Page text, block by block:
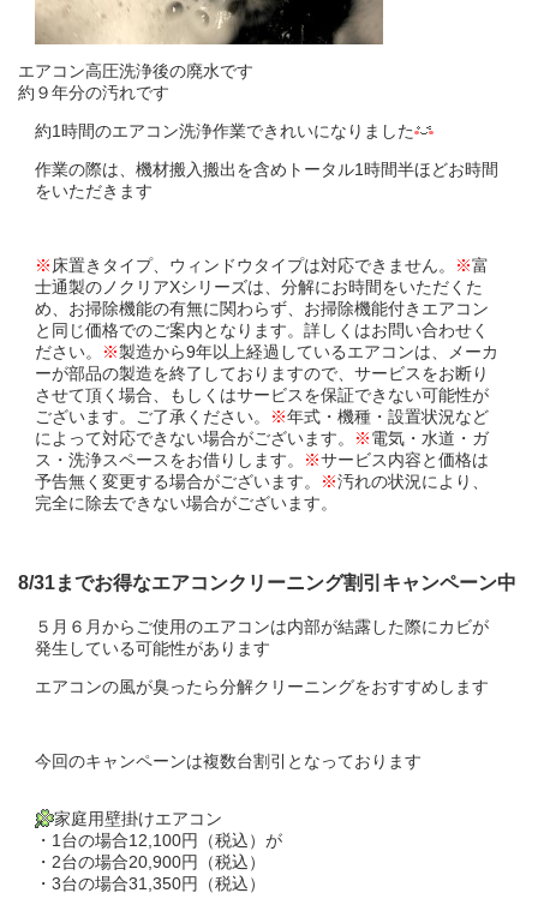
エアコン高圧洗浄後の廃水です
約９年分の汚れです
約1時間のエアコン洗浄作業できれいになりました
作業の際は、機材搬入搬出を含めトータル1時間半ほどお時間
をいただきます
※ 床置きタイプ、ウィンドウタイプは対応できません。 ※富
士通製のノクリアXシリーズは、分解にお時間をいただくた
め、お掃除機能の有無に関わらず、お掃除機能付きエアコン
と同じ価格でのご案内となります。詳しくはお問い合わせく
ださい。
※製造から9年以上経過しているエアコンは、メーカ
ーが部品の製造を終了しておりますので、サービスをお断り
させて頂く場合、もしくはサービスを保証できない可能性が
ございます。ご了承ください。
※年式・機種・設置状況など
によって対応できない場合がございます。
※電気・水道・ガ
ス・洗浄スペースをお借りします。
※サービス内容と価格は
予告無く変更する場合がございます。
※汚れの状況により、
完全に除去できない場合がございます。
8/31までお得なエアコンクリーニング割引キャンペーン中
５月６月からご使用のエアコンは内部が結露した際にカビが
発生している可能性があります
エアコンの風が臭ったら分解クリーニングをおすすめします
今回のキャンペーンは複数台割引となっております
家庭用壁掛けエアコン
・1台の場合12,100円（税込）が
・2台の場合20,900円（税込）
・3台の場合31,350円（税込）